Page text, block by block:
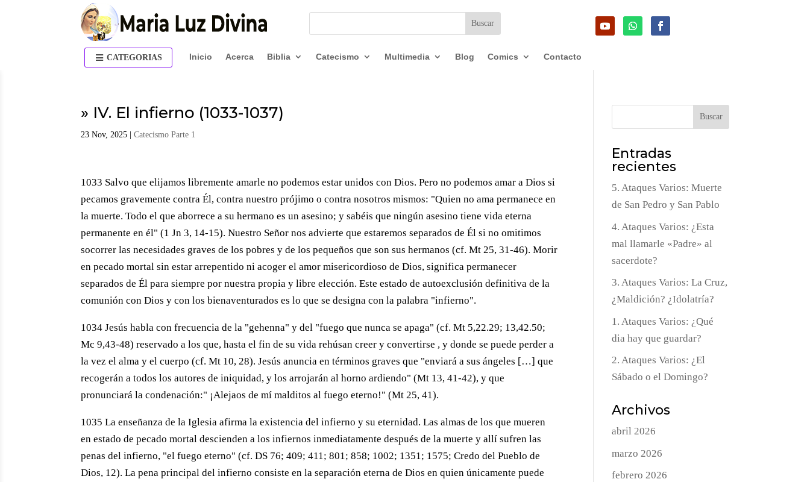
CATEGORIAS Inicio Acerca Biblia Catecismo Multimedia Blog Comics Contacto
» IV. El infierno (1033-1037)
23 Nov, 2025 |Catecismo Parte 1
1033 Salvo que elijamos libremente amarle no podemos estar unidos con Dios. Pero no podemos amar a Dios si
pecamos gravemente contra Él, contra nuestro prójimo o contra nosotros mismos: "Quien no ama permanece en
la muerte. Todo el que aborrece a su hermano es un asesino; y sabéis que ningún asesino tiene vida eterna
permanente en él" (1 Jn 3, 14-15). Nuestro Señor nos advierte que estaremos separados de Él si no omitimos
socorrer las necesidades graves de los pobres y de los pequeños que son sus hermanos (cf. Mt 25, 31-46). Morir
en pecado mortal sin estar arrepentido ni acoger el amor misericordioso de Dios, significa permanecer
separados de Él para siempre por nuestra propia y libre elección. Este estado de autoexclusión definitiva de la
comunión con Dios y con los bienaventurados es lo que se designa con la palabra "infierno".
1034 Jesús habla con frecuencia de la "gehenna" y del "fuego que nunca se apaga" (cf. Mt 5,22.29; 13,42.50;
Mc 9,43-48) reservado a los que, hasta el fin de su vida rehúsan creer y convertirse , y donde se puede perder a
la vez el alma y el cuerpo (cf. Mt 10, 28). Jesús anuncia en términos graves que "enviará a sus ángeles […] que
recogerán a todos los autores de iniquidad, y los arrojarán al horno ardiendo" (Mt 13, 41-42), y que
pronunciará la condenación:" ¡Alejaos de mí malditos al fuego eterno!" (Mt 25, 41).
1035 La enseñanza de la Iglesia afirma la existencia del infierno y su eternidad. Las almas de los que mueren
en estado de pecado mortal descienden a los infiernos inmediatamente después de la muerte y allí sufren las
penas del infierno, "el fuego eterno" (cf. DS 76; 409; 411; 801; 858; 1002; 1351; 1575; Credo del Pueblo de
Dios, 12). La pena principal del infierno consiste en la separación eterna de Dios en quien únicamente puede
Buscar
Entradas
recientes
5. Ataques Varios: Muerte
de San Pedro y San Pablo
4. Ataques Varios: ¿Esta
mal llamarle «Padre» al
sacerdote?
3. Ataques Varios: La Cruz,
¿Maldición? ¿Idolatría?
1. Ataques Varios: ¿Qué
dia hay que guardar?
2. Ataques Varios: ¿El
Sábado o el Domingo?
Archivos
abril 2026
marzo 2026
febrero 2026